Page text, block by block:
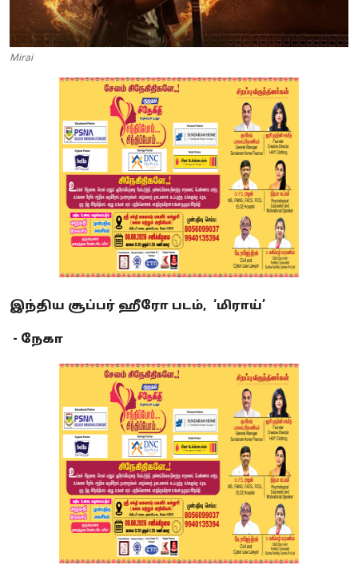
Politics
Mirai
இந்திய சூப்பர் ஹீரோ படம், ‘மிராய்’
- நேகா